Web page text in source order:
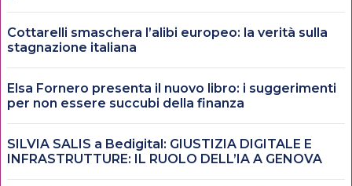
Cottarelli smaschera l’alibi europeo: la verità sulla
stagnazione italiana
Elsa Fornero presenta il nuovo libro: i suggerimenti
per non essere succubi della finanza
SILVIA SALIS a Bedigital: GIUSTIZIA DIGITALE E
INFRASTRUTTURE: IL RUOLO DELL’IA A GENOVA